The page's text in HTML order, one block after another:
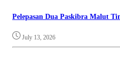
Pelepasan Dua Paskibra Malut
July 13, 2026